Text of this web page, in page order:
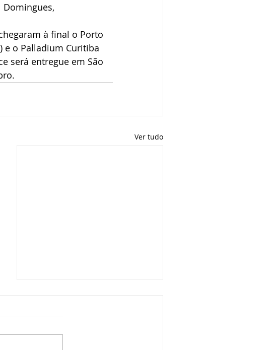
à final o Porto
e o Palladium Curitiba
será entregue em São
Ver tudo